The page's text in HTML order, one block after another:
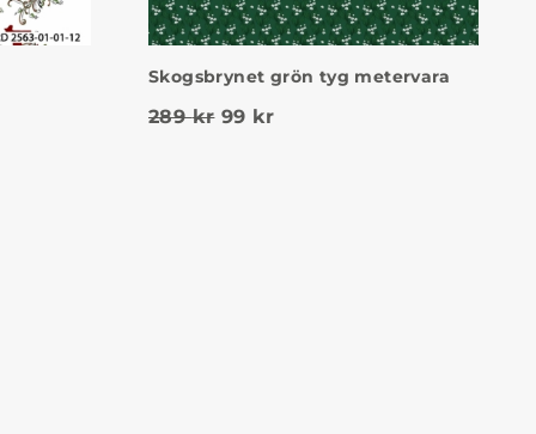
Skogsbrynet grön tyg metervara
289kr Det ursprungliga priset var:
99 krDet nuvarande priset är: